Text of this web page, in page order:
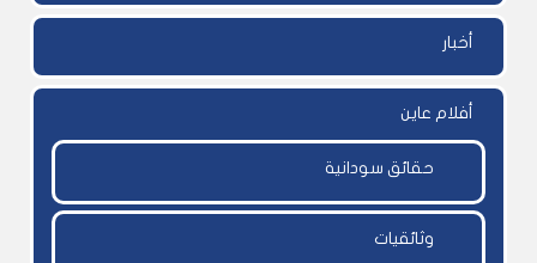
أخبار
أفلام عاين
حقائق سودانية
وثائقيات